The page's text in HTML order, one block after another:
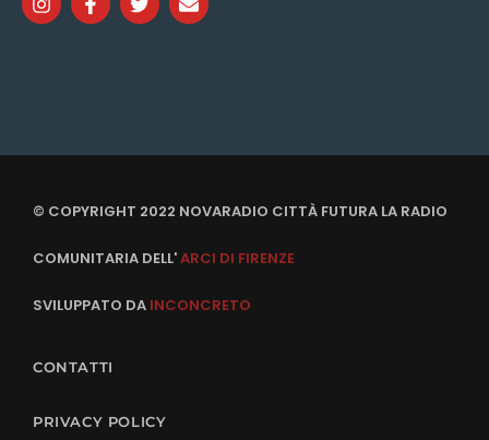
© COPYRIGHT 2022 NOVARADIO CITTÀ FUTURA LA RADIO
COMUNITARIA DELL'ARCI DI FIRENZE
SVILUPPATO DA INCONCRETO
CONTATTI
PRIVACY POLICY